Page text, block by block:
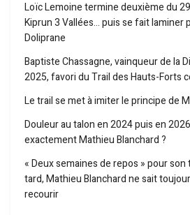
Loïc Lemoine termine deuxième du
Kiprun 3 Vallées… puis se fait laminer
Doliprane
Baptiste Chassagne, vainqueur de la
2025, favori du Trail des Hauts-Forts
Le trail se met à imiter le principe de
Douleur au talon en 2024 puis en
exactement Mathieu Blanchard ?
« Deux semaines de repos » pour
tard, Mathieu Blanchard ne sait
recourir